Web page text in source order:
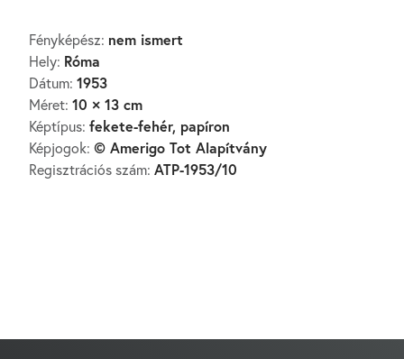
Fényképész: nem ismert
Hely: Róma
Dátum: 1953
Méret: 10 × 13 cm
Képtípus: fekete-fehér, papíron
Képjogok: © Amerigo Tot Alapítvány
Regisztrációs szám: ATP-1953/10